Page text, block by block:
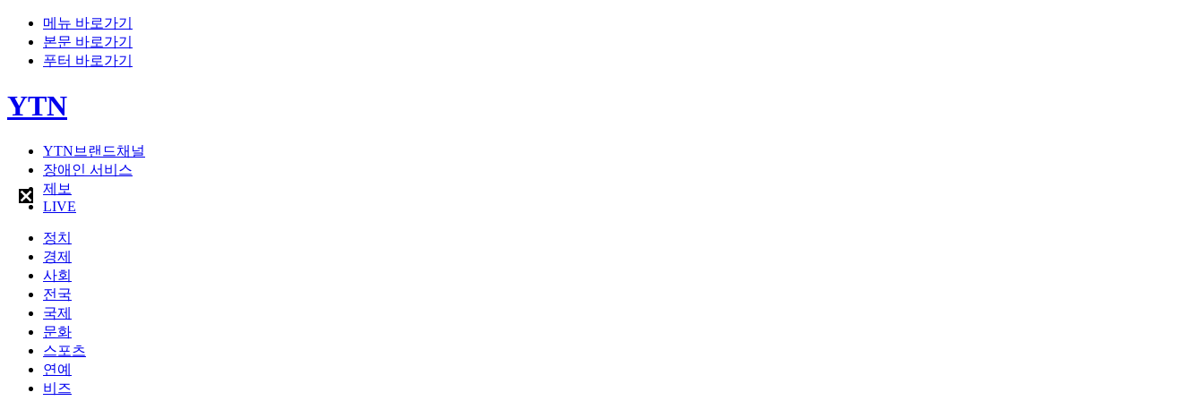
메뉴 바로가기
본문 바로가기
푸터 바로가기
YTN
YTN브랜드채널
장애인 서비스
제보
LIVE
정치
경제
사회
전국
국제
문화
스포츠
연예
비즈